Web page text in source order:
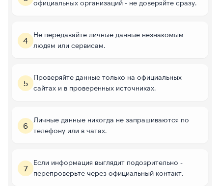
официальных организаций - не доверяйте сразу.
4
Не передавайте личные данные незнакомым
людям или сервисам.
5
Проверяйте данные только на официальных
сайтах и в проверенных источниках.
6
Личные данные никогда не запрашиваются по
телефону или в чатах.
7
Если информация выглядит подозрительно -
перепроверьте через официальный контакт.